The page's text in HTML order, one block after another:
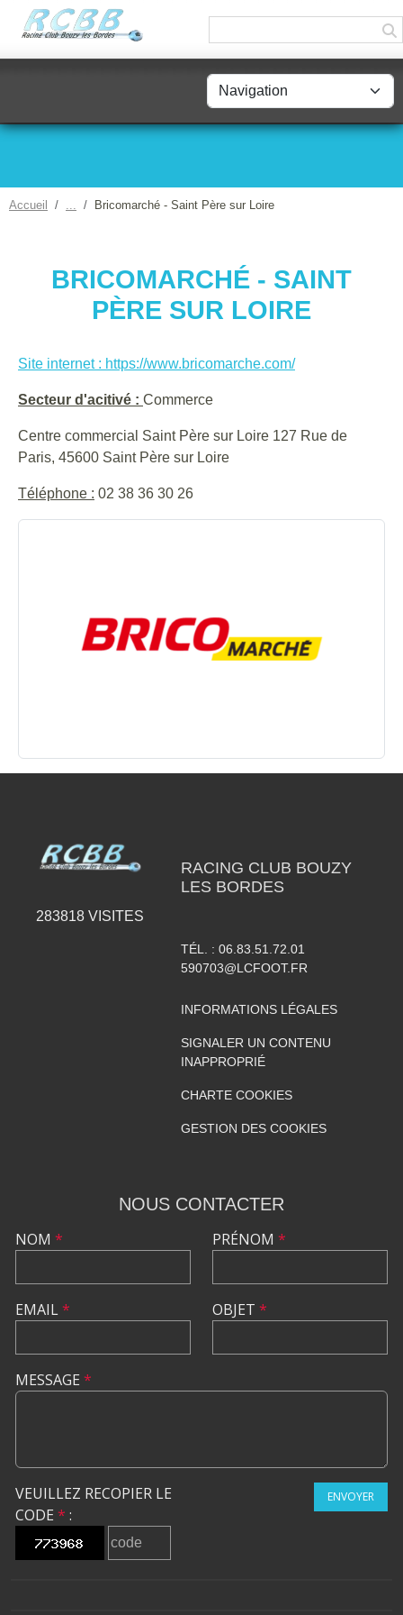
Accueil Bricomarché - Saint Père sur Loire
BRICOMARCHÉ - SAINT
PÈRE SUR LOIRE
Site internet : https://www.bricomarche.com/
Secteur d'acitivé : Commerce
Centre commercial Saint Père sur Loire 127 Rue de
Paris, 45600 Saint Père sur Loire
Téléphone : 02 38 36 30 26
283818 VISITES
RACING CLUB BOUZY
LES BORDES
TÉL. : 06.83.51.72.01
590703@LCFOOT.FR
INFORMATIONS LÉGALES
SIGNALER UN CONTENU
INAPPROPRIÉ
CHARTE COOKIES
GESTION DES COOKIES
NOUS CONTACTER
NOM *
EMAIL*
PRÉNOM *
OBJET *
MESSAGE *
VEUILLEZ RECOPIER LE
CODE * :
ENVOYER
Panneau de gestion des cookies